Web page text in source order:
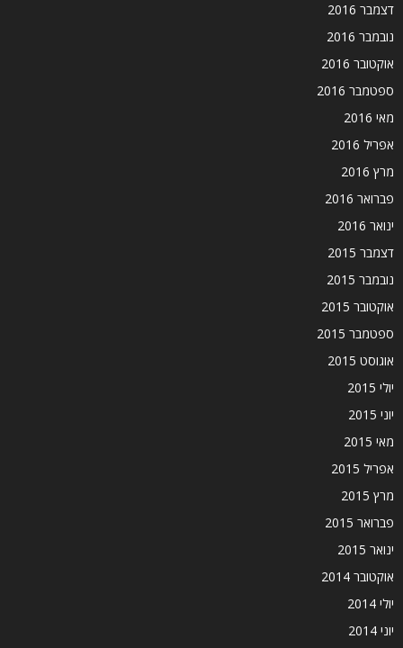
דצמבר 2016
נובמבר 2016
אוקטובר 2016
ספטמבר 2016
מאי 2016
אפריל 2016
מרץ 2016
פברואר 2016
ינואר 2016
דצמבר 2015
נובמבר 2015
אוקטובר 2015
ספטמבר 2015
אוגוסט 2015
יולי 2015
יוני 2015
מאי 2015
אפריל 2015
מרץ 2015
פברואר 2015
ינואר 2015
אוקטובר 2014
יולי 2014
יוני 2014